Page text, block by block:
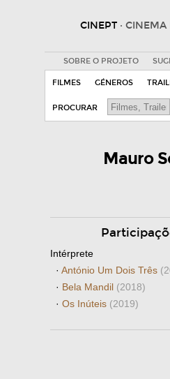
CINEPT · CINEMA
SOBRE O PROJETO
FILMES GÉNEROS
PROCURAR
Mauro
Intérprete
· Antó­nio Um Dois Três
· Bela Mandil (2018)
· Os Inúteis (2019)